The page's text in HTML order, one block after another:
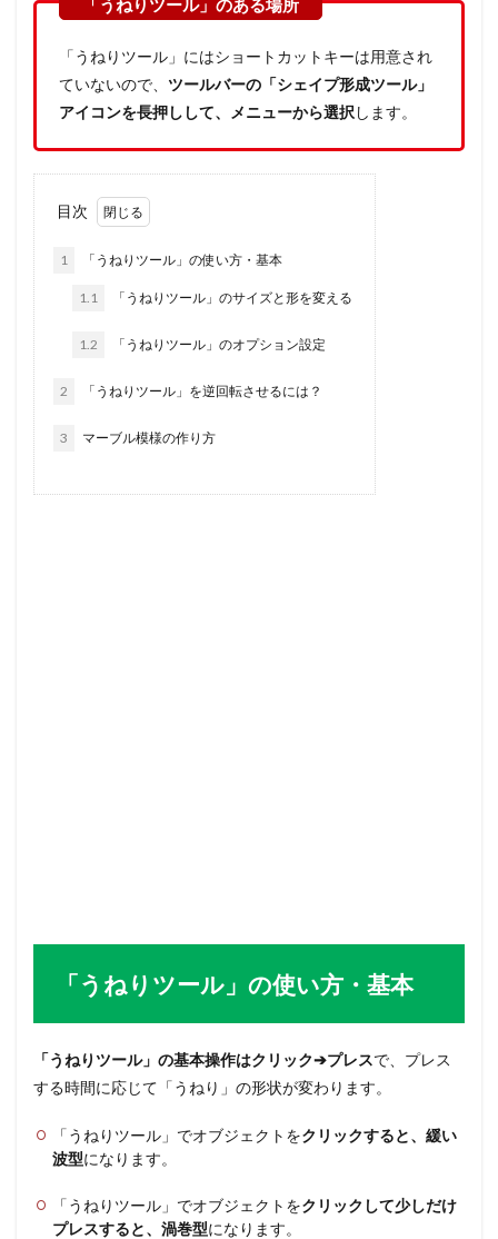
「うねりツール」にはショートカットキーは用意され
ていないので、 ツールバーの「シェイプ形成ツール」
アイコンを長押しして、メニューから選択 します。
目次
1 「うねりツール」の使い方・基本
1.1 「うねりツール」のサイズと形を変える
1.2 「うねりツール」のオプション設定
2 「うねりツール」を逆回転させるには？
3 マーブル模様の作り方
「うねりツール」の使い方・基本
「うねりツール」の基本操作はクリック➔プレスで、プレス
する時間に応じて「うねり」の形状が変わります。
「うねりツール」でオブジェクトをクリックすると、緩い
波型になります。
「うねりツール」でオブジェクトをクリックして少しだけ
プレスすると、渦巻型になります。